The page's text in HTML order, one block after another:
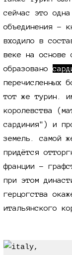
сейчас это
объединения -
входило в
веке на основе
образовано
перечисленных
тот же турин.
королевства
сардиния") и
земель. самой
придётся
франции -
при этом
герцогства
итальянского